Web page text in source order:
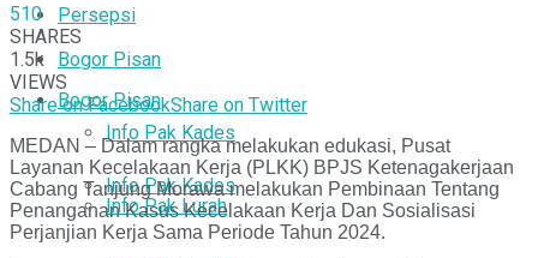
Persepsi
Bogor Pisan
Info Pak Kades
Bogor Pisan
Info Pak Kades
Info Pak Lurah
510
SHARES
1.5k
VIEWS
Share on FacebookShare on Twitter
MEDAN – Dalam rangka melakukan edukasi, Pusat
Layanan Kecelakaan Kerja (PLKK) BPJS Ketenagakerjaan
Cabang Tanjung Morawa melakukan Pembinaan Tentang
Penanganan Kasus Kecelakaan Kerja Dan Sosialisasi
Perjanjian Kerja Sama Periode Tahun 2024.